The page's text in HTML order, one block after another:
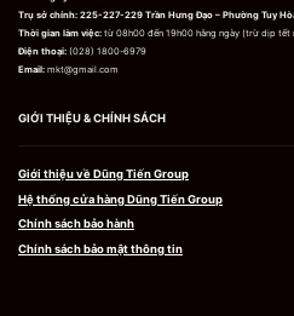
chọn
trên
trang
sản
Trụ sở chính: 225-227-229 Trần Hưng Đạo – Phường Tuy
Thời gian làm việc: từ 08h00 đến 19h00 hằng ngày (trừ dịp tết
Điện thoại: (028) 1800-6979
Email: mkt@gmail.com
GIỚI THIỆU & CHÍNH SÁCH
Giới thiệu về Dũng Tiến Group
Hệ thống cửa hàng Dũng Tiến Group
Chính sách bảo hành
Chính sách bảo mật thông tin